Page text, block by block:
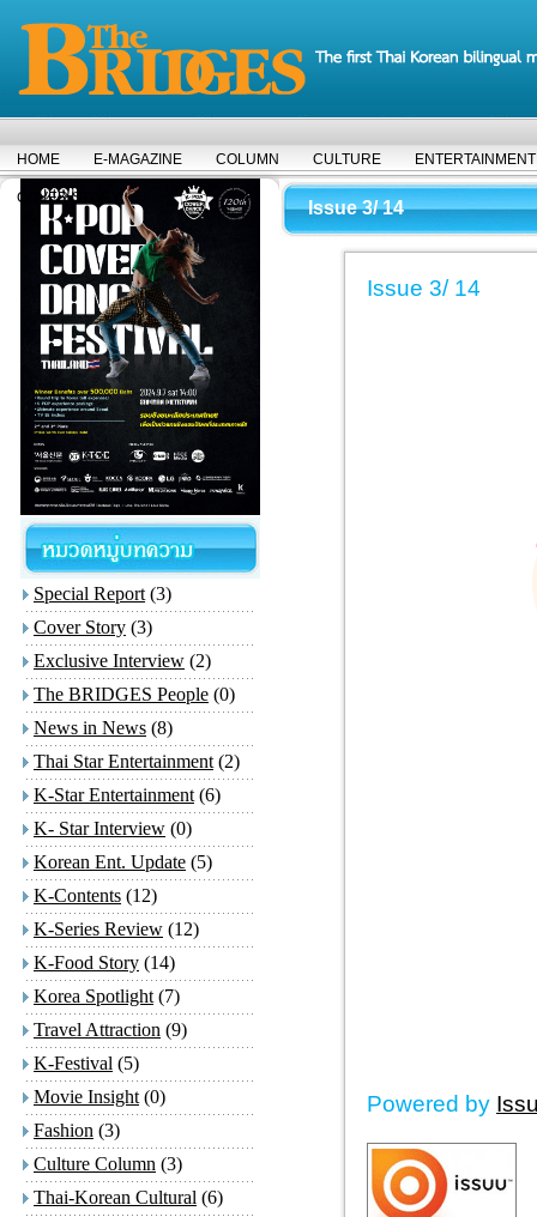
HOME E-MAGAZINE COLUMN CULTURE ENTERTAINMENT
COVER STORY
Special Report (3)
Cover Story (3)
Exclusive Interview (2)
The BRIDGES People (0)
News in News (8)
Thai Star Entertainment (2)
K-Star Entertainment (6)
K- Star Interview (0)
Korean Ent. Update (5)
K-Contents (12)
K-Series Review (12)
K-Food Story (14)
Korea Spotlight (7)
Travel Attraction (9)
K-Festival (5)
Movie Insight (0)
Fashion (3)
Culture Column (3)
Thai-Korean Cultural (6)
Issue 3/ 14
Issue 3/ 14
Powered by